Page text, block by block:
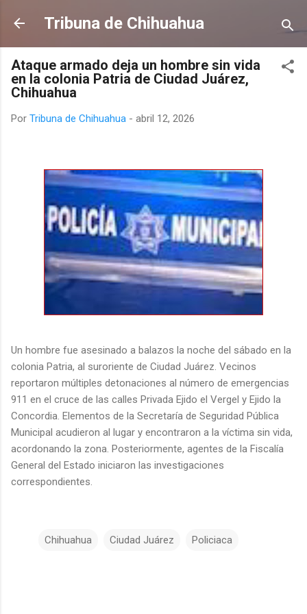
Ir al contenido principal
Tribuna de Chihuahua
Ataque armado deja un hombre sin vida
en la colonia Patria de Ciudad Juárez,
Chihuahua
Por Tribuna de Chihuahua - abril 12, 2026
Un hombre fue asesinado a balazos la noche del sábado en la
colonia Patria, al suroriente de Ciudad Juárez. Vecinos
reportaron múltiples detonaciones al número de emergencias
911 en el cruce de las calles Privada Ejido el Vergel y Ejido la
Concordia. Elementos de la Secretaría de Seguridad Pública
Municipal acudieron al lugar y encontraron a la víctima sin vida,
acordonando la zona. Posteriormente, agentes de la Fiscalía
General del Estado iniciaron las investigaciones
correspondientes.
Chihuahua Ciudad Juárez Policiaca